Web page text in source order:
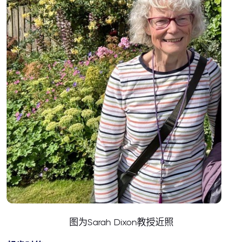
图为Sarah Dixon教授近照